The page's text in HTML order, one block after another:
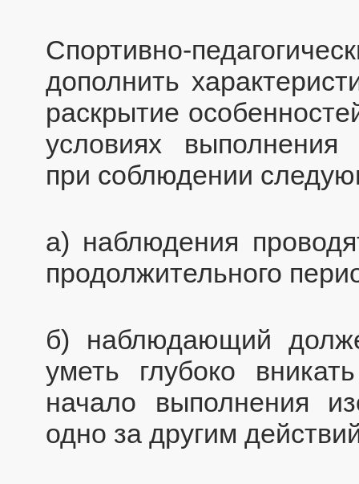
Спортивно-
дополнить
раскрытие
условиях выполнения
при соблюдении
а) наблюдения
продолжительного
б) наблюдающий
уметь глубоко
начало выполнения
одно за другим